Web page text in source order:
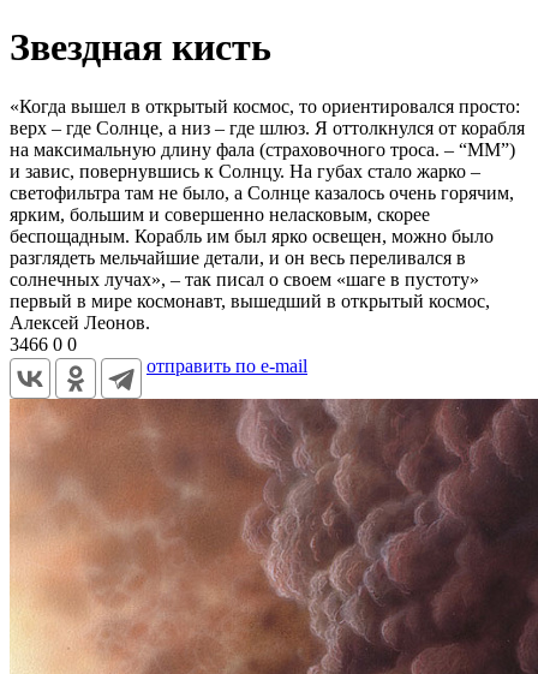
Звездная кисть
«Когда вышел в открытый космос, то ориентировался просто:
верх – где Солнце, а низ – где шлюз. Я оттолкнулся от корабля
на максимальную длину фала (страховочного троса. – “ММ”)
и завис, повернувшись к Солнцу. На губах стало жарко –
светофильтра там не было, а Солнце казалось очень горячим,
ярким, большим и совершенно неласковым, скорее
беспощадным. Корабль им был ярко освещен, можно было
разглядеть мельчайшие детали, и он весь переливался в
солнечных лучах», – так писал о своем «шаге в пустоту»
первый в мире космонавт, вышедший в открытый космос,
Алексей Леонов.
3466 0 0
отправить по e-mail